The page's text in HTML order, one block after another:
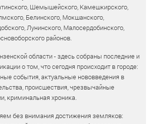
Шемышейского, Камешкирского,
Белинского, Мокшанского,
Лунинского, Малосердобинского,
районов.
области - здесь собраны последние и
о том, что сегодня происходит в городе:
события, актуальные нововведения в
происшествия, чрезвычайные
криминальная хроника.
без внимания достижения земляков: